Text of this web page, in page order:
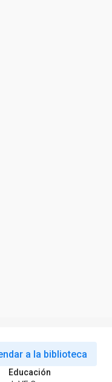
a la biblioteca
Educación